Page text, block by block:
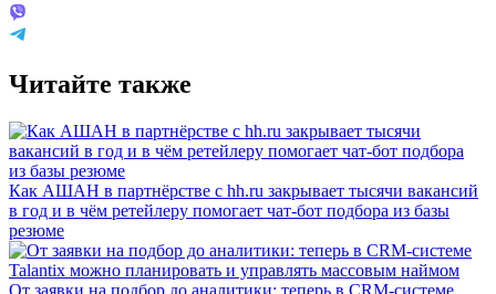
Читайте также
Как АШАН в партнёрстве с hh.ru закрывает тысячи вакансий
в год и в чём ретейлеру помогает чат-бот подбора из базы
резюме
От заявки на подбор до аналитики: теперь в CRM-системе